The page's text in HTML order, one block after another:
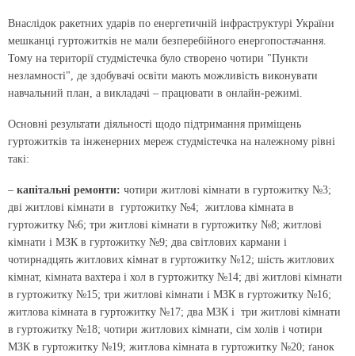
Внаслідок ракетних ударів по енергетичній інфраструктурі України
мешканці гуртожитків не мали безперебійного енергопостачання.
Тому на території студмістечка було створено чотири "Пункти
незламності", де здобувачі освіти мають можливість виконувати
навчальний план, а викладачі – працювати в онлайн-режимі.
Основні результати діяльності щодо підтримання приміщень
гуртожитків та інженерних мереж студмістечка на належному рівні
такі:
– капітальні ремонти: чотири житлові кімнати в гуртожитку №3;
дві житлові кімнати в гуртожитку №4; житлова кімната в
гуртожитку №6; три житлові кімнати в гуртожитку №8; житлові
кімнати і МЗК в гуртожитку №9; два світлових кармани і
чотирнадцять житлових кімнат в гуртожитку №12; шість житлових
кімнат, кімната вахтера і хол в гуртожитку №14; дві житлові кімнати
в гуртожитку №15; три житлові кімнати і МЗК в гуртожитку №16;
житлова кімната в гуртожитку №17; два МЗК і три житлові кімнати
в гуртожитку №18; чотири житлових кімнати, сім холів і чотири
МЗК в гуртожитку №19; житлова кімната в гуртожитку №20; ґанок